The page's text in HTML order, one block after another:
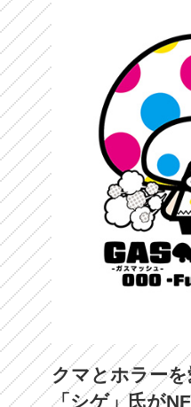
クマとホラー
「シゲ」氏が